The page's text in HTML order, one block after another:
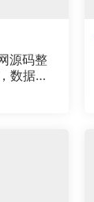
源码整
数据里